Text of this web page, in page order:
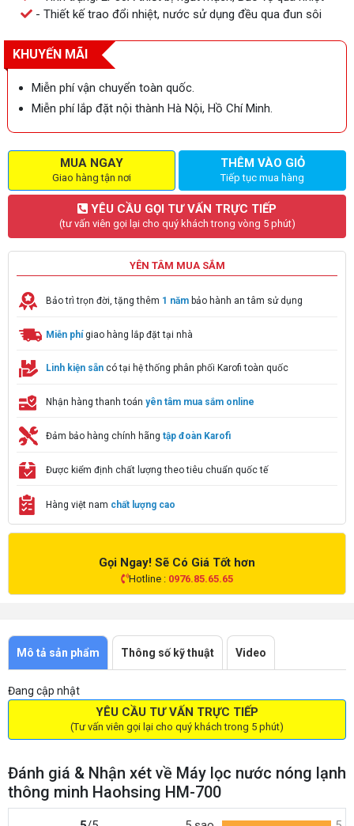
- Thiết kế trao đổi nhiệt, nước sử dụng đều qua đun sôi
KHUYẾN MÃI
Miễn phí vận chuyển toàn quốc.
Miễn phí lắp đặt nội thành Hà Nội, Hồ Chí Minh.
MUA NGAY
Giao hàng tận nơi
THÊM VÀO GIỎ
Tiếp tục mua hàng
YÊU CẦU GỌI TƯ VẤN TRỰC TIẾP
(tư vấn viên gọi lại cho quý khách trong vòng 5 phút)
YÊN TÂM MUA SẮM
Bảo trì trọn đời, tặng thêm 1 năm bảo hành an tâm sử dụng
Miễn phígiao hàng lắp đặt tại nhà
Linh kiện sẵn có tại hệ thống phân phối Karofi toàn quốc
Nhận hàng thanh toán yên tâm mua sắm online
Đảm bảo hàng chính hãng tập đoàn Karofi
Được kiểm định chất lượng theo tiêu chuẩn quốc tế
Hàng việt nam chất lượng cao
Gọi Ngay! Sẽ Có Giá Tốt hơn
Hotline : 0976.85.65.65
Mô tả sản phẩm Thông số kỹ thuật Video
Đang cập nhật
YÊU CẦU TƯ VẤN TRỰC TIẾP
(Tư vấn viên gọi lại cho quý khách trong 5 phút)
Đánh giá & Nhận xét về Máy lọc nước nóng lạnh
thông minh Haohsing HM-700